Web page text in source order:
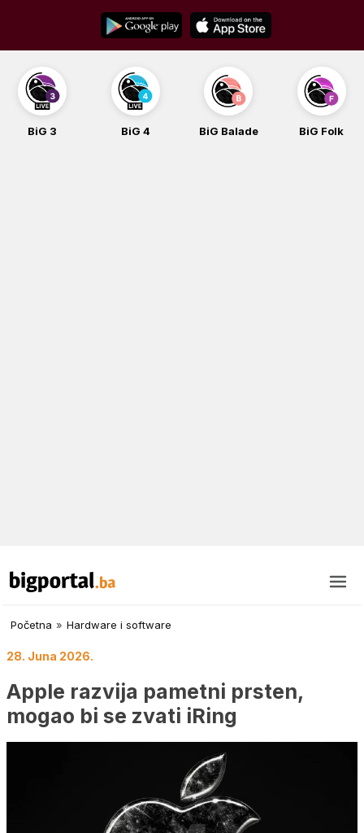
content
BiG 3 BiG 4 BiG Balade BiG Folk
Početna » Hardware i software
28. Juna 2026.
Apple razvija pametni prsten,
mogao bi se zvati iRing